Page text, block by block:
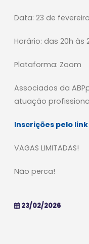
Data: 23 de fevereiro
Horário: das 20h às
Plataforma: Zoom
Associados da
atuação
Inscrições pelo link
VAGAS LIMITADAS!
Não perca!
23/02/2026